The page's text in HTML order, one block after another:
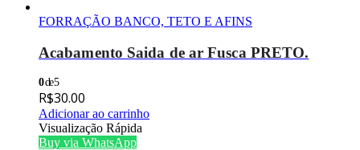
FORRAÇÃO BANCO, TETO E AFINS
Acabamento Saida de ar Fusca PRETO.
0de 5
R$30.00
Adicionar ao carrinho
Visualização Rápida
Buy via WhatsApp